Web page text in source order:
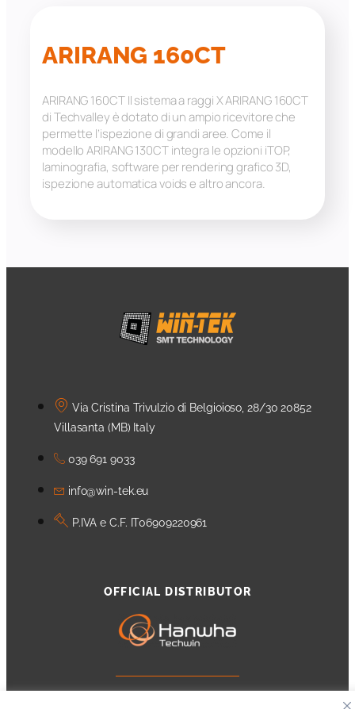
ARIRANG 160CT
ARIRANG 160CT Il sistema a raggi X ARIRANG 160CT
di Techvalley è dotato di un ampio ricevitore che
permette l’ispezione di grandi aree. Come il
modello ARIRANG 130CT integra le opzioni iTOP,
laminografia, software per rendering grafico 3D,
ispezione automatica voids e altro ancora.
Via Cristina Trivulzio di Belgioioso, 28/30 20852
Villasanta (MB) Italy
039 691 9033
info@win-tek.eu
P.IVA e C.F. IT06909220961
OFFICIAL DISTRIBUTOR